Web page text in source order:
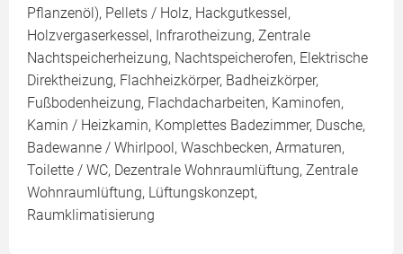
Pflanzenöl), Pellets / Holz, Hackgutkessel,
Holzvergaserkessel, Infrarotheizung, Zentrale
Nachtspeicherheizung, Nachtspeicherofen, Elektrische
Direktheizung, Flachheizkörper, Badheizkörper,
Fußbodenheizung, Flachdacharbeiten, Kaminofen,
Kamin / Heizkamin, Komplettes Badezimmer, Dusche,
Badewanne / Whirlpool, Waschbecken, Armaturen,
Toilette / WC, Dezentrale Wohnraumlüftung, Zentrale
Wohnraumlüftung, Lüftungskonzept,
Raumklimatisierung